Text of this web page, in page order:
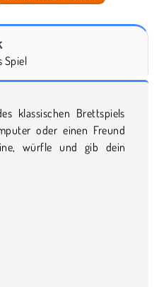
Spiel
klassischen Brettspiels
oder einen Freund
würfle und gib dein